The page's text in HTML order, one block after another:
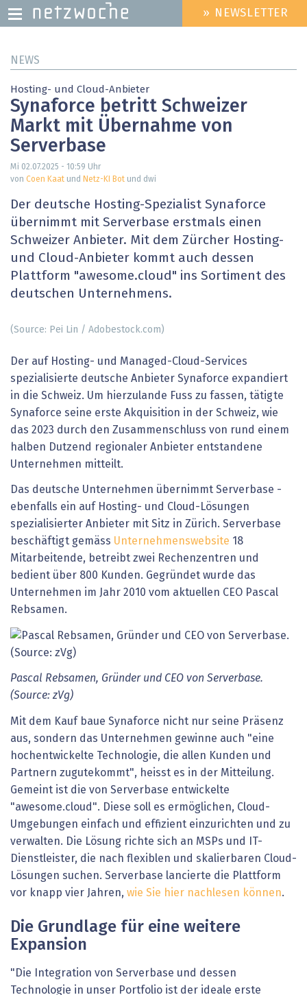
zum
HEADER
MENU
» NEWSLETTER
NEWS
Hosting- und Cloud-Anbieter
Synaforce betritt Schweizer
Markt mit Übernahme von
Serverbase
Mi 02.07.2025 - 10:59 Uhr
von Coen Kaat und Netz-KI Bot und dwi
Der deutsche Hosting-Spezialist Synaforce
übernimmt mit Serverbase erstmals einen
Schweizer Anbieter. Mit dem Zürcher Hosting-
und Cloud-Anbieter kommt auch dessen
Plattform "awesome.cloud" ins Sortiment des
deutschen Unternehmens.
(Source: Pei Lin / Adobestock.com)
Der auf Hosting- und Managed-Cloud-Services
spezialisierte deutsche Anbieter Synaforce expandiert
in die Schweiz. Um hierzulande Fuss zu fassen, tätigte
Synaforce seine erste Akquisition in der Schweiz, wie
das 2023 durch den Zusammenschluss von rund einem
halben Dutzend regionaler Anbieter entstandene
Unternehmen mitteilt.
Das deutsche Unternehmen übernimmt Serverbase -
ebenfalls ein auf Hosting- und Cloud-Lösungen
spezialisierter Anbieter mit Sitz in Zürich. Serverbase
beschäftigt gemäss Unternehmenswebsite 18
Mitarbeitende, betreibt zwei Rechenzentren und
bedient über 800 Kunden. Gegründet wurde das
Unternehmen im Jahr 2010 vom aktuellen CEO Pascal
Rebsamen.
Pascal Rebsamen, Gründer und CEO von Serverbase.
(Source: zVg)
Mit dem Kauf baue Synaforce nicht nur seine Präsenz
aus, sondern das Unternehmen gewinne auch "eine
hochentwickelte Technologie, die allen Kunden und
Partnern zugutekommt", heisst es in der Mitteilung.
Gemeint ist die von Serverbase entwickelte
"awesome.cloud". Diese soll es ermöglichen, Cloud-
Umgebungen einfach und effizient einzurichten und zu
verwalten. Die Lösung richte sich an MSPs und IT-
Dienstleister, die nach flexiblen und skalierbaren Cloud-
Lösungen suchen. Serverbase lancierte die Plattform
vor knapp vier Jahren, wie Sie hier nachlesen können.
Die Grundlage für eine weitere
Expansion
"Die Integration von Serverbase und dessen
Technologie in unser Portfolio ist der ideale erste